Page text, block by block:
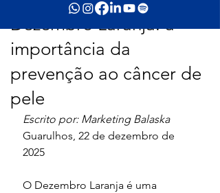
Dezembro Laranja: a
importância da
prevenção ao câncer de
pele
22 de dez. de 2025 2 min de leitura
Escrito por: Marketing Balaska
Guarulhos, 22 de dezembro de
2025
O Dezembro Laranja é uma